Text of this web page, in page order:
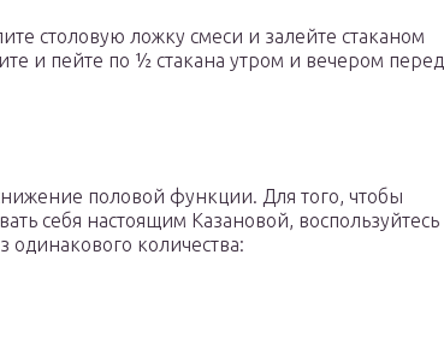
столовую ложку смеси и залейте стаканом
и пейте по ½ стакана утром и вечером перед
половой функции. Для того, чтобы
себя настоящим Казановой, воспользуйтесь
одинакового количества: